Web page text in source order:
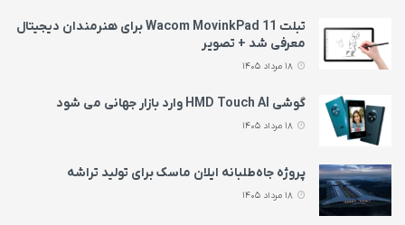
تبلت Wacom MovinkPad 11 برای هنرمندان دیجیتال
معرفی شد + تصویر
گوشی HMD Touch AI وارد بازار جهانی می‌ شود
پروژه جاه‌طلبانه ایلان ماسک برای تولید تراشه